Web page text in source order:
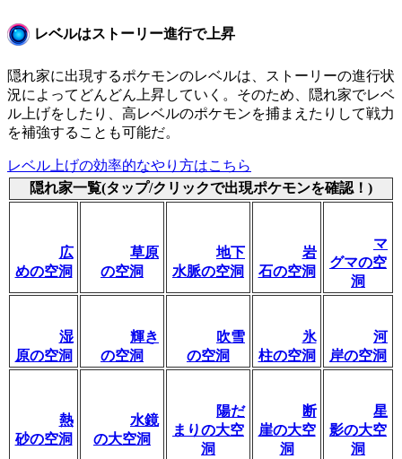
レベルはストーリー進行で上昇
隠れ家に出現するポケモンのレベルは、ストーリーの進行状
況によってどんどん上昇していく。そのため、隠れ家でレベ
ル上げをしたり、高レベルのポケモンを捕まえたりして戦力
を補強することも可能だ。
レベル上げの効率的なやり方はこちら
隠れ家一覧(タップ/クリックで出現ポケモンを確認！)
広
めの空洞
草原
の空洞
地下
水脈の空洞
岩
石の空洞
マ
グマの空
洞
湿
原の空洞
輝き
の空洞
吹雪
の空洞
氷
柱の空洞
河
岸の空洞
熱
砂の空洞
水鏡
の大空洞
陽だ
まりの大空
洞
断
崖の大空
洞
星
影の大空
洞